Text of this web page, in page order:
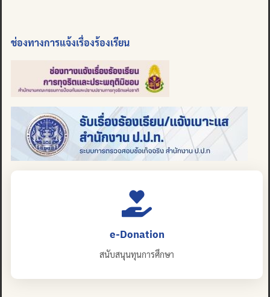
ช่องทางการแจ้งเรื่องร้องเรียน
e-Donation
สนับสนุนทุนการศึกษา